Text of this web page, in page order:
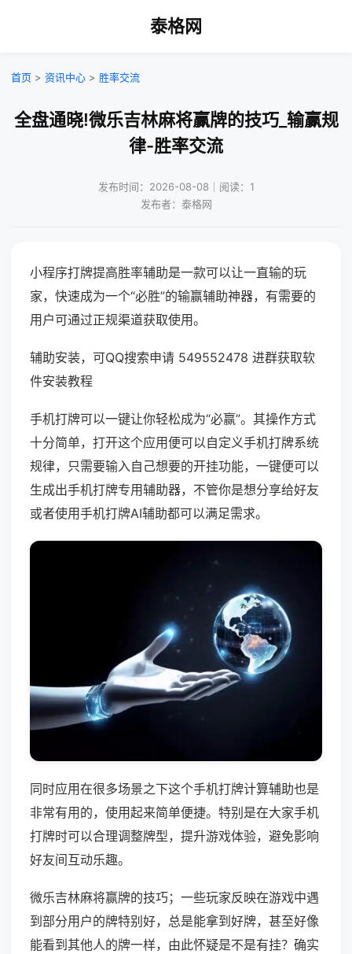
泰格网
首页 > 资讯中心 > 胜率交流
全盘通晓!微乐吉林麻将赢牌的技巧_输赢规
律-胜率交流
发布时间：2026-08-08｜阅读：1
发布者：泰格网
小程序打牌提高胜率辅助是一款可以让一直输的玩
家，快速成为一个“必胜”的输赢辅助神器，有需要的
用户可通过正规渠道获取使用。
辅助安装，可QQ搜索申请 549552478 进群获取软
件安装教程
手机打牌可以一键让你轻松成为“必赢”。其操作方式
十分简单，打开这个应用便可以自定义手机打牌系统
规律，只需要输入自己想要的开挂功能，一键便可以
生成出手机打牌专用辅助器，不管你是想分享给好友
或者使用手机打牌AI辅助都可以满足需求。
同时应用在很多场景之下这个手机打牌计算辅助也是
非常有用的，使用起来简单便捷。特别是在大家手机
打牌时可以合理调整牌型，提升游戏体验，避免影响
好友间互动乐趣。
微乐吉林麻将赢牌的技巧；一些玩家反映在游戏中遇
到部分用户的牌特别好，总是能拿到好牌，甚至好像
能看到其他人的牌一样，由此怀疑是不是有挂？确实